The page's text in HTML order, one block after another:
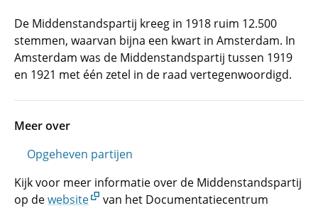
De Middenstandspartij kreeg in 1918 ruim 12.500
stemmen, waarvan bijna een kwart in Amsterdam. In
Amsterdam was de Middenstandspartij tussen 1919
en 1921 met één zetel in de raad vertegenwoordigd.
Meer over
Opgeheven partijen
Kijk voor meer informatie over de Middenstandspartij
op dewebsite
van het Documentatiecentrum